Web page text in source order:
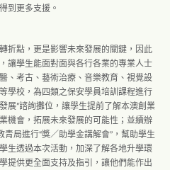
到更多支援。
折點，更是影響未來發展的關鍵，因此
讓學生能面對面與各行各業的專業人士
、考古、藝術治療、音樂教育、視覺設
學校，為四類之保安學員培訓課程進行
展”諮詢攤位，讓學生提前了解本澳創業
機會，拓展未來發展的可能性；並續辦
青局進行“獎／助學金講解會”，幫助學生
生透過本次活動，加深了解各地升學環
提供更全面支持及指引，讓他們能作出